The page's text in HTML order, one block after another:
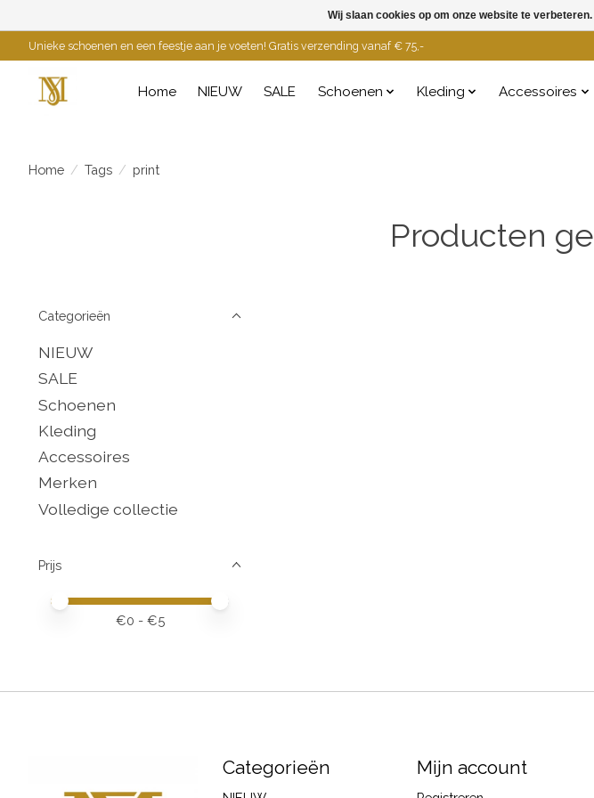
Unieke schoenen en een feestje aan je voeten! Gratis verzending vanaf € 75,-
Home NIEUW SALE Schoenen Kleding Accessoires
Home / Tags / print
Producten
Categorieën
NIEUW
SALE
Schoenen
Kleding
Accessoires
Merken
Volledige collectie
Prijs
Minimale prijswaarde
Price maximum value
€0 - €5
Categorieën Mijn account
Wij slaan cookies op om onze website te